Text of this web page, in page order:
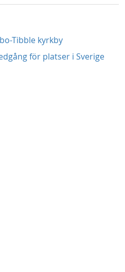
Tibble kyrkby
för platser i Sverige